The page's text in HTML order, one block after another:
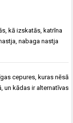
,kā izskatās ,katrīna
,nabaga nastja
cepures, kuras nēsā
un kādas ir alternatīvas